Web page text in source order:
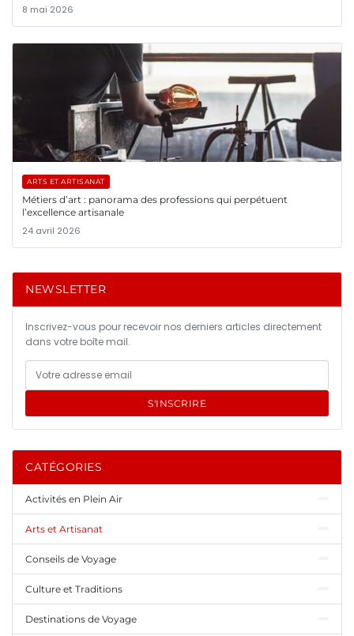
8 mai 2026
ARTS ET ARTISANAT
Métiers d’art : panorama des professions qui perpétuent
l’excellence artisanale
24 avril 2026
NEWSLETTER
Inscrivez-vous pour recevoir nos derniers articles directement
dans votre boîte mail.
S'INSCRIRE
CATÉGORIES
Activités en Plein Air
Arts et Artisanat
Conseils de Voyage
Culture et Traditions
Destinations de Voyage